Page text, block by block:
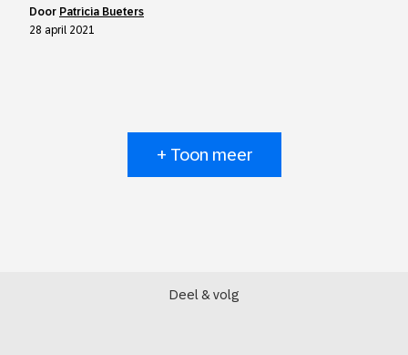
door Patricia Bueters
28 april 2021
+ Toon meer
Deel & volg